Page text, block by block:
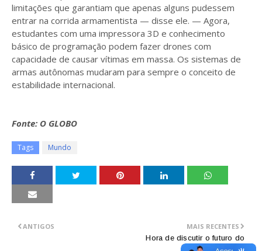
limitações que garantiam que apenas alguns pudessem
entrar na corrida armamentista — disse ele. — Agora,
estudantes com uma impressora 3D e conhecimento
básico de programação podem fazer drones com
capacidade de causar vítimas em massa. Os sistemas de
armas autônomas mudaram para sempre o conceito de
estabilidade internacional.
Fonte: O GLOBO
Tags Mundo
MAIS RECENTES
Hora de discutir o futuro do
trabalho
ANTIGOS